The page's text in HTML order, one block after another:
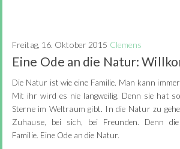
Freitag, 16. Oktober 2015 Clemens
Eine Ode an die Natur:
Die Natur ist wie eine Familie. Man kann
Mit ihr wird es nie langweilig. Denn sie hat
Sterne im Weltraum gibt. In die Natur zu
Zuhause, bei sich, bei Freunden. Denn
Familie. Eine Ode an die Natur.